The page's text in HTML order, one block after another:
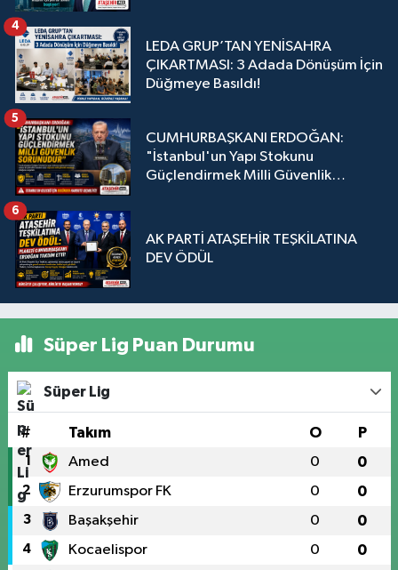
LEDA GRUP’TAN YENİSAHRA
ÇIKARTMASI: 3 Adada Dönüşüm İçin
Düğmeye Basıldı!
4
CUMHURBAŞKANI ERDOĞAN:
"İstanbul'un Yapı Stokunu
Güçlendirmek Milli Güvenlik
5
AK PARTİ ATAŞEHİR TEŞKİLATINA
DEV ÖDÜL
6
Süper Lig Puan Durumu
Süper Lig
# Takım O P
1 Amed 0 0
2 Erzurumspor FK 0 0
3 Başakşehir 0 0
4 Kocaelispor 0 0